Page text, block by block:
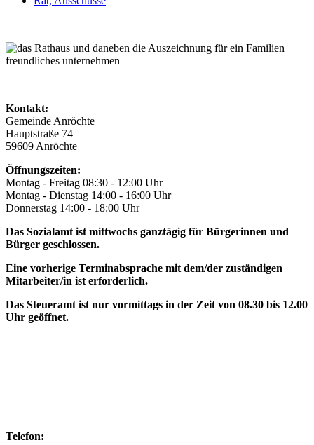
Kontakt:
Gemeinde Anröchte
Hauptstraße 74
59609 Anröchte
Öffnungszeiten:
Montag - Freitag 08:30 - 12:00 Uhr
Montag - Dienstag 14:00 - 16:00 Uhr
Donnerstag 14:00 - 18:00 Uhr
Das Sozialamt ist mittwochs ganztägig für Bürgerinnen und
Bürger geschlossen.
Eine vorherige Terminabsprache mit dem/der zuständigen
Mitarbeiter/in ist erforderlich.
Das Steueramt ist nur vormittags in der Zeit von 08.30 bis 12.00
Uhr geöffnet.
Telefon: